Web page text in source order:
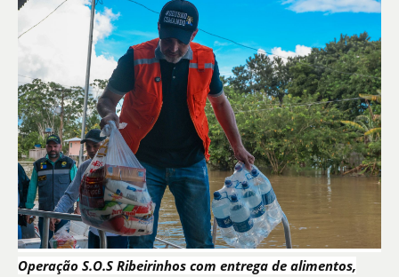
Operação S.O.S Ribeirinhos com entrega de alimentos,